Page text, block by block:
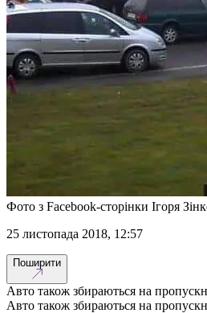
Фото з Facebook-сторінки Ігоря
25 листопада 2018, 12:57
Поширити
Авто також збираються на
Авто також збираються на